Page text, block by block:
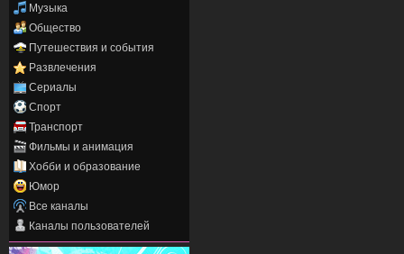
Музыка
Общество
Путешествия и события
Развлечения
Сериалы
Спорт
Транспорт
Фильмы и анимация
Хобби и образование
Юмор
Все каналы
Каналы пользователей